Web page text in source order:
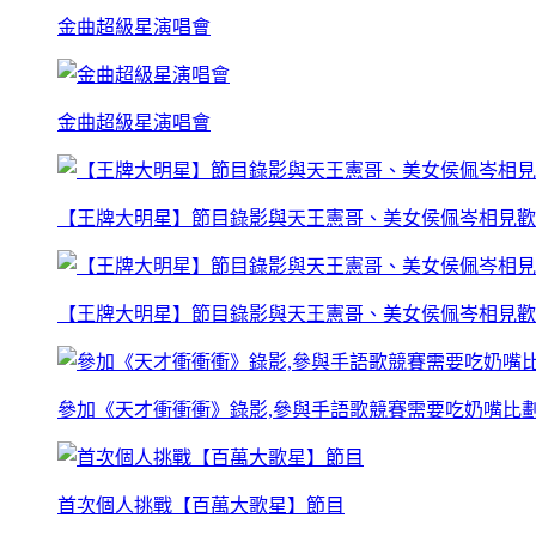
金曲超級星演唱會
金曲超級星演唱會
【王牌大明星】節目錄影與天王憲哥、美女侯佩岑相見歡
【王牌大明星】節目錄影與天王憲哥、美女侯佩岑相見歡
參加《天才衝衝衝》錄影,參與手語歌競賽需要吃奶嘴比
首次個人挑戰【百萬大歌星】節目